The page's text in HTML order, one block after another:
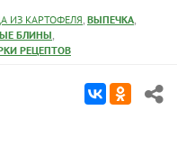
ИЗ КАРТОФЕЛЯ, ВЫПЕЧКА,
БЛИНЫ,
РЕЦЕПТОВ